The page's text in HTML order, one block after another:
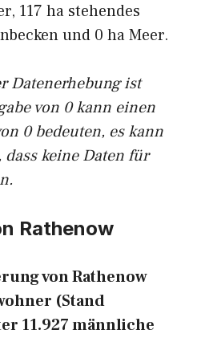
117 ha stehendes
und 0 ha Meer.
Datenerhebung ist
von 0 kann einen
0 bedeuten, es kann
keine Daten für
Rathenow
von Rathenow
(Stand
11.927 männliche